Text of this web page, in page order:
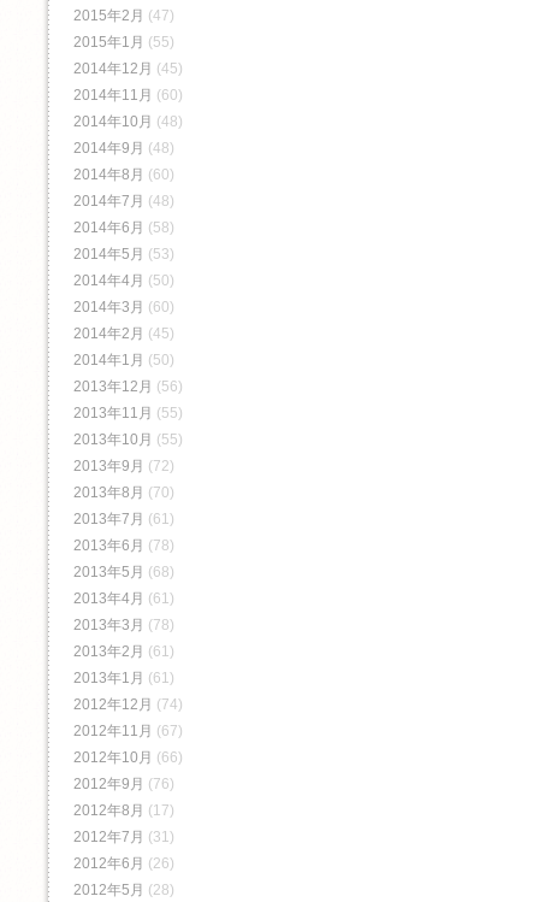
2015年2月 (47)
2015年1月 (55)
2014年12月 (45)
2014年11月 (60)
2014年10月 (48)
2014年9月 (48)
2014年8月 (60)
2014年7月 (48)
2014年6月 (58)
2014年5月 (53)
2014年4月 (50)
2014年3月 (60)
2014年2月 (45)
2014年1月 (50)
2013年12月 (56)
2013年11月 (55)
2013年10月 (55)
2013年9月 (72)
2013年8月 (70)
2013年7月 (61)
2013年6月 (78)
2013年5月 (68)
2013年4月 (61)
2013年3月 (78)
2013年2月 (61)
2013年1月 (61)
2012年12月 (74)
2012年11月 (67)
2012年10月 (66)
2012年9月 (76)
2012年8月 (17)
2012年7月 (31)
2012年6月 (26)
2012年5月 (28)